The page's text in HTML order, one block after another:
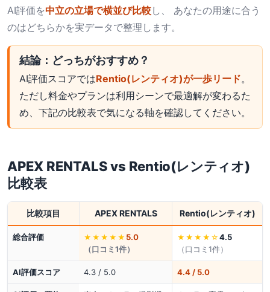
AI評価を中立の立場で横並び比較し、 あなたの用途に合う
のはどちらかを実データで整理します。
結論：どっちがおすすめ？
AI評価スコアではRentio(レンティオ)が一歩リード。
ただし料金やプランは利用シーンで最適解が変わるた
め、下記の比較表で気になる軸を確認してください。
APEX RENTALSvs Rentio(レンティオ)
比較表
比較項目 APEX RENTALS Rentio(レンティオ)
総合評価 ★★★★★ 5.0
（口コミ1件）
★★★★ ☆ 4.5
（口コミ 1件）
AI評価スコア 4.3 / 5.0 4.4 / 5.0